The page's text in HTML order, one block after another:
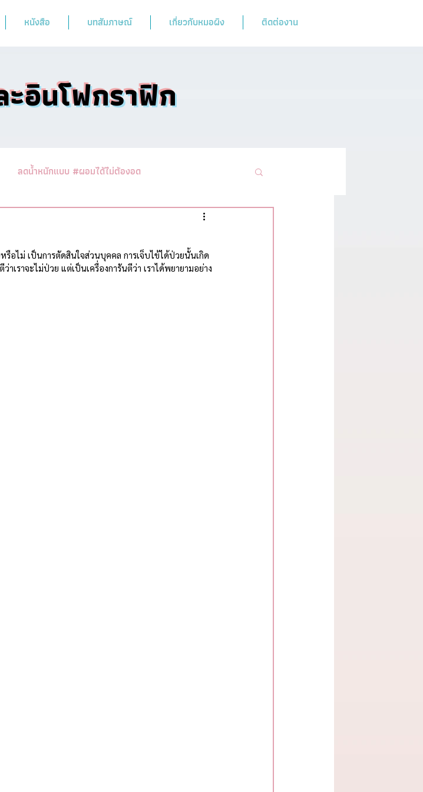
หนังสือ บทสัมภาษณ์ เกี่ยวกับหมอผิง ติดต่องาน
อินโฟกราฟิก
ลดน้ำหนักแบบ #ผอมได้ไม่ต้องอด
รวมบทความฮิตห้ามพลาด
อไม่ เป็นการตัดสินใจส่วนบุคคล การเจ็บไข้ได้ป่วยนั้นเกิด
เราจะไม่ป่วย แต่เป็นเครื่องการันตีว่า เราได้พยายามอย่าง